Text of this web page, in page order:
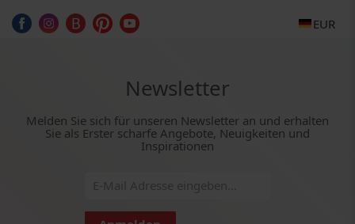
EUR
Newsletter
Melden Sie sich für unseren Newsletter an und erhalten
Sie als Erster scharfe Angebote, Neuigkeiten und
Inspirationen